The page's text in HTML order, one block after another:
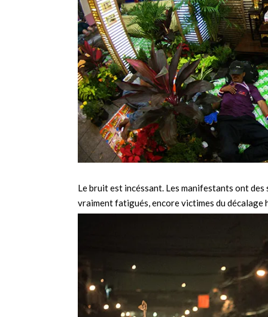
Le bruit est incéssant. Les manifestants ont
vraiment fatigués, encore victimes du décalage